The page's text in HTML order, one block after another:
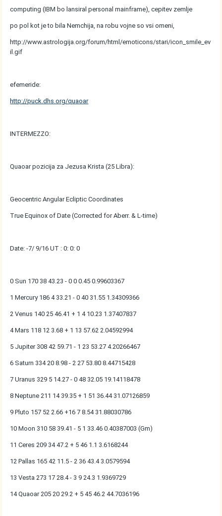
computing (IBM bo lansiral personal mainframe), cepitev zemlje
po pol kot je to bila Nemchija, na robu vojne so vsi omeni,
http://www.astrologija.org/forum/html/emoticons/stari/icon_smile_ev
il.gif
efemeride:
http://puck.dhs.org/quaoar
INTERMEZZO:
Quaoar pozicija za Jezusa Krista (25 Libra):
Geocentric Angular Ecliptic Coordinates
True Equinox of Date (Corrected for Aberr. & L-time)
Date: -7/ 9/16 UT : 0: 0: 0
0 Sun 170 38 43.23 - 0 0 0.45 0.99603367
1 Mercury 186 4 33.21 - 0 40 31.55 1.34309366
2 Venus 140 25 46.41 + 1 4 10.23 1.37407837
4 Mars 118 12 3.68 + 1 13 57.62 2.04592994
5 Jupiter 308 42 59.71 - 1 23 53.27 4.20266467
6 Saturn 334 20 8.98 - 2 27 53.80 8.44715428
7 Uranus 329 5 14.27 - 0 48 32.05 19.14118478
8 Neptune 211 14 39.35 + 1 51 36.44 31.07126859
9 Pluto 157 52 2.66 +16 7 8.54 31.88030786
10 Moon 310 58 39.41 - 5 1 33.46 0.40387003 (Gm)
11 Ceres 209 34 47.2 + 5 46 1.1 3.6168244
12 Pallas 165 42 11.5 - 2 36 43.4 3.0579594
13 Vesta 273 17 28.4 - 3 9 24.3 1.9369729
14 Quaoar 205 20 29.2 + 5 45 46.2 44.7036196